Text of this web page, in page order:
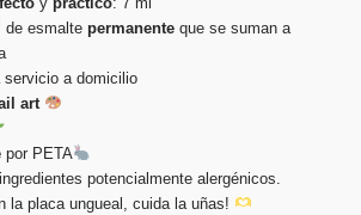
de esmalte permanenteque se suman a
servicio a domicilio
art
por PETA
potencialmente alergénicos.
la placa ungueal, cuida la uñas!